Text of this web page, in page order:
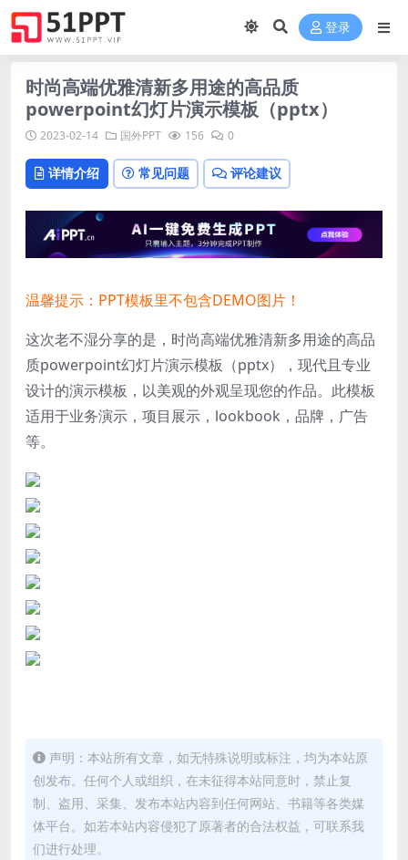
登录
时尚高端优雅清新多用途的高品质
powerpoint幻灯片演示模板（pptx）
2023-02-14 国外PPT 156 0
详情介绍 常见问题 评论建议
温馨提示：PPT模板里不包含DEMO图片！
这次老不湿分享的是，时尚高端优雅清新多用途的高品
质powerpoint幻灯片演示模板（pptx），现代且专业
设计的演示模板，以美观的外观呈现您的作品。此模板
适用于业务演示，项目展示，lookbook，品牌，广告
等。
声明：本站所有文章，如无特殊说明或标注，均为本站原
创发布。任何个人或组织，在未征得本站同意时，禁止复
制、盗用、采集、发布本站内容到任何网站、书籍等各类媒
体平台。如若本站内容侵犯了原著者的合法权益，可联系我
们进行处理。